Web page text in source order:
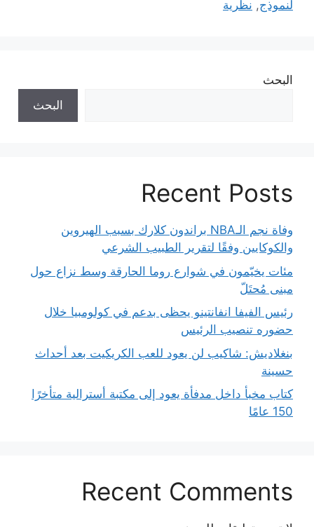
لنموذج, نظرية
البحث
البحث
Recent Posts
وفاة نجم الـNBA براندون كلارك بسبب الهيروين
والكوكايين وفقًا لتقرير الطبيب الشرعي
مئات يخيّمون في شوارع روما الحارقة وسط نزاع حول
مبنى مُحتَلّ
رئيس الفيفا انفانتينو يحظى بدعم في كولومبيا خلال
حضوره تنصيب الرئيس
بنغلاديش: شاكيب لن يعود للعب الكريكيت بعد أحداث
حسينة
كتاب مخبأ داخل مدفأة يعود إلى مكتبة أسترالية متأخرًا
150 عامًا
Recent Comments